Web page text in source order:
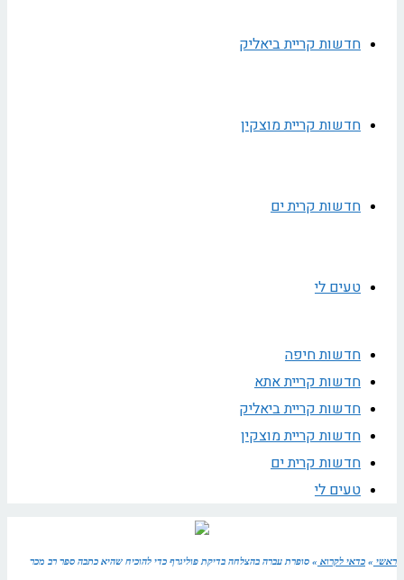
חדשות קריית ביאליק
חדשות קריית מוצקין
חדשות קרית ים
טעים לי
חדשות חיפה
חדשות קריית אתא
חדשות קריית ביאליק
חדשות קריית מוצקין
חדשות קרית ים
טעים לי
ראשי » כדאי לקרוא » סופרת עברה בהצלחה בדיקת פוליגרף כדי להוכיח שהיא כתבה ספר רב מכר